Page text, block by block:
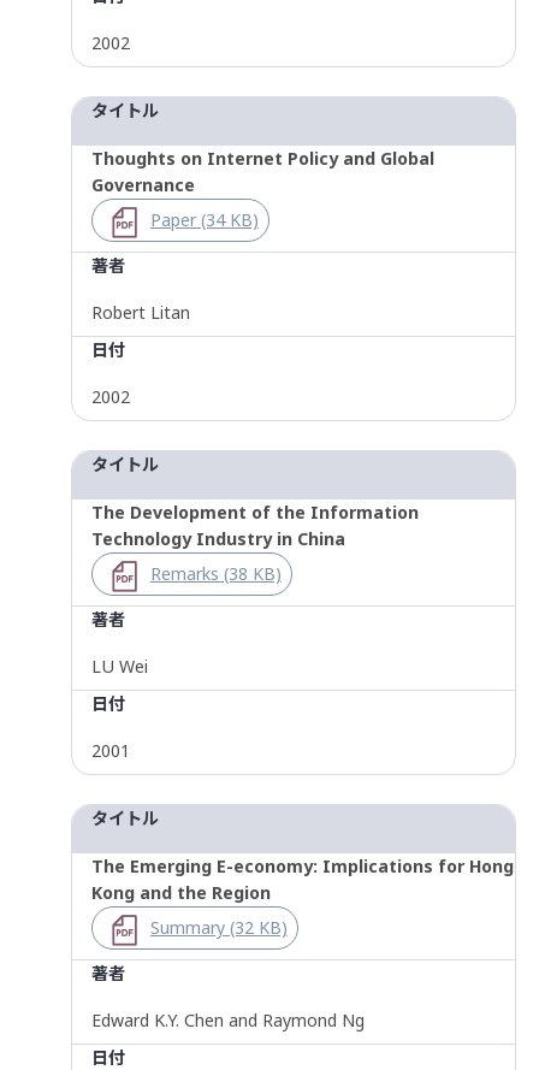
2002
タイトル
Thoughts on Internet Policy and Global
Governance
Paper (34 KB)
著者
Robert Litan
日付
2002
タイトル
The Development of the Information
Technology Industry in China
Remarks (38 KB)
著者
LU Wei
日付
2001
タイトル
The Emerging E-economy: Implications for Hong
Kong and the Region
Summary (32 KB)
著者
Edward K.Y. Chen and Raymond Ng
日付